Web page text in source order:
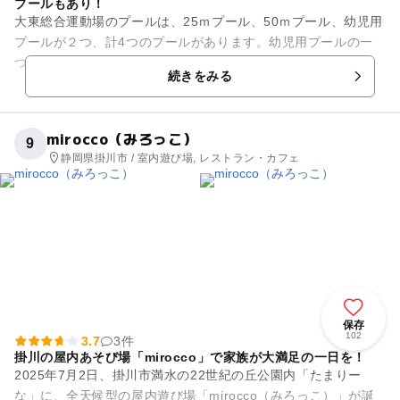
プールもあり！
大東総合運動場のプールは、25ｍプール、50ｍプール、幼児用
プールが２つ、計4つのプールがあります。幼児用プールの一
つには6ｍのすべりだいがついており、子供も十分に楽しむこ
とが出来ます。また屋外...続きをみる
9 mirocco（みろっこ）
静岡県掛川市 / 室内遊び場, レストラン・カフェ
保存
102
3.7
3件
掛川の屋内あそび場「mirocco」で家族が大満足の一日を！
2025年7月2日、掛川市満水の22世紀の丘公園内「たまりー
な」に、全天候型の屋内遊び場「mirocco（みろっこ）」が誕